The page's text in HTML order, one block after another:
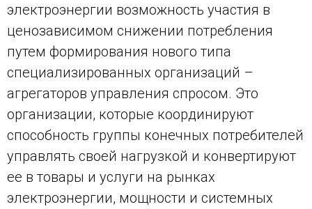
электроэнергии возможность участия в
ценозависимом снижении потребления
путем формирования нового типа
специализированных организаций –
агрегаторов управления спросом. Это
организации, которые координируют
способность группы конечных потребителей
управлять своей нагрузкой и конвертируют
ее в товары и услуги на рынках
электроэнергии, мощности и системных